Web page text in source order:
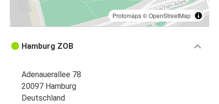
Protomaps©OpenStreetMap
Hamburg ZOB
Adenauerallee 78
20097 Hamburg
Deutschland